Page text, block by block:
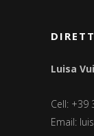
Luisa
Cell: +39
Email: